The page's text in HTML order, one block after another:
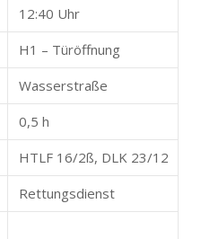
12:40 Uhr
H1 – Türöffnung
Wasserstraße
0,5 h
HTLF 16/2ß, DLK 23/12
Rettungsdienst